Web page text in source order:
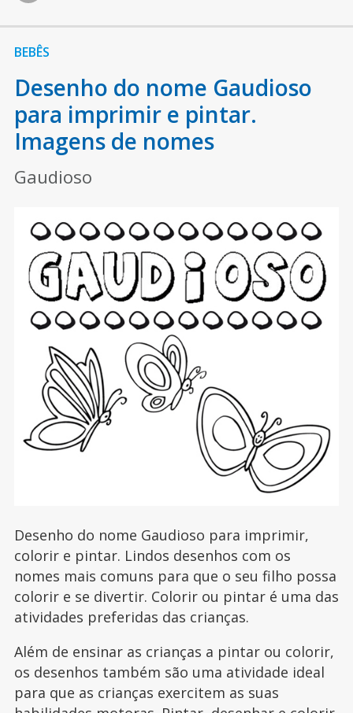
BEBÊS
Desenho do nome Gaudioso
para imprimir e pintar.
Imagens de nomes
Gaudioso
Desenho do nome Gaudioso para imprimir,
colorir e pintar. Lindos desenhos com os
nomes mais comuns para que o seu filho possa
colorir e se divertir. Colorir ou pintar é uma das
atividades preferidas das crianças.
Além de ensinar as crianças a pintar ou colorir,
os desenhos também são uma atividade ideal
para que as crianças exercitem as suas